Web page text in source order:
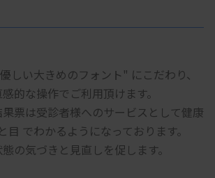
しい大きめのフォント" にこだわり、
的な操作でご利用頂けます。
票は受診者様へのサービスとして健康
目 でわかるようになっております。
の気づきと見直しを促します。